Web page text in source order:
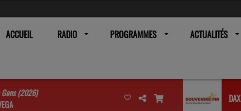
ACCUEIL RADIO PROGRAMMES ACTUALITÉS
(2026)
DAX